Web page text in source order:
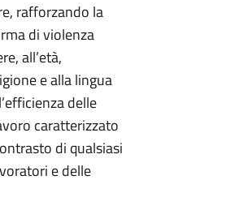
rafforzando la
di violenza
all’età,
e alla lingua
delle
caratterizzato
di qualsiasi
e delle